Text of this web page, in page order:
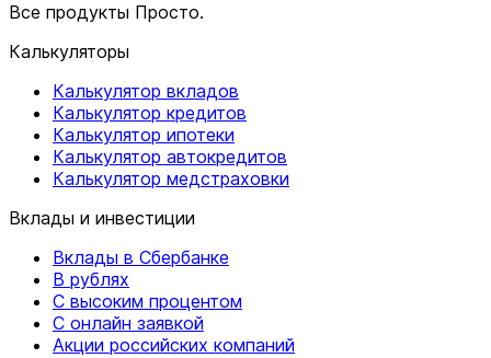
Все продукты Просто.
Калькуляторы
Калькулятор вкладов
Калькулятор кредитов
Калькулятор ипотеки
Калькулятор автокредитов
Калькулятор медстраховки
Вклады и инвестиции
Вклады в Сбербанке
В рублях
С высоким процентом
С онлайн заявкой
Акции российских компаний